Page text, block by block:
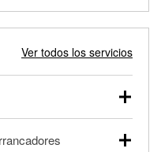
Ver todos los servicios
comerciales y